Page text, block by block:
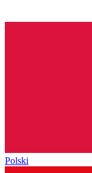
Polski